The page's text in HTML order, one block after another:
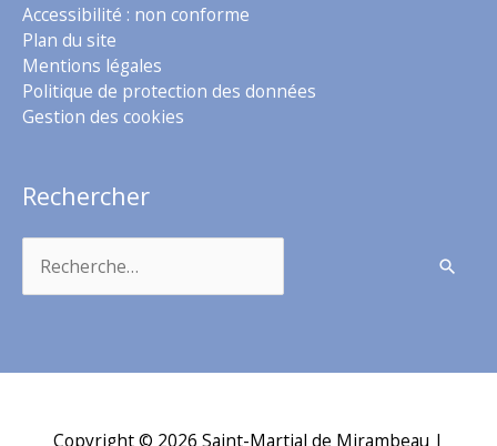
Accessibilité : non conforme
Plan du site
Mentions légales
Politique de protection des données
Gestion des cookies
Rechercher
Copyright © 2026 Saint-Martial de Mirambeau |